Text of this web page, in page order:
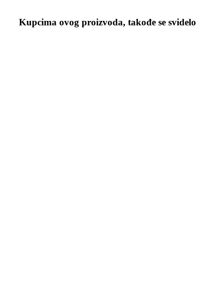
Kupcima ovog proizvoda, takođe se svidelo